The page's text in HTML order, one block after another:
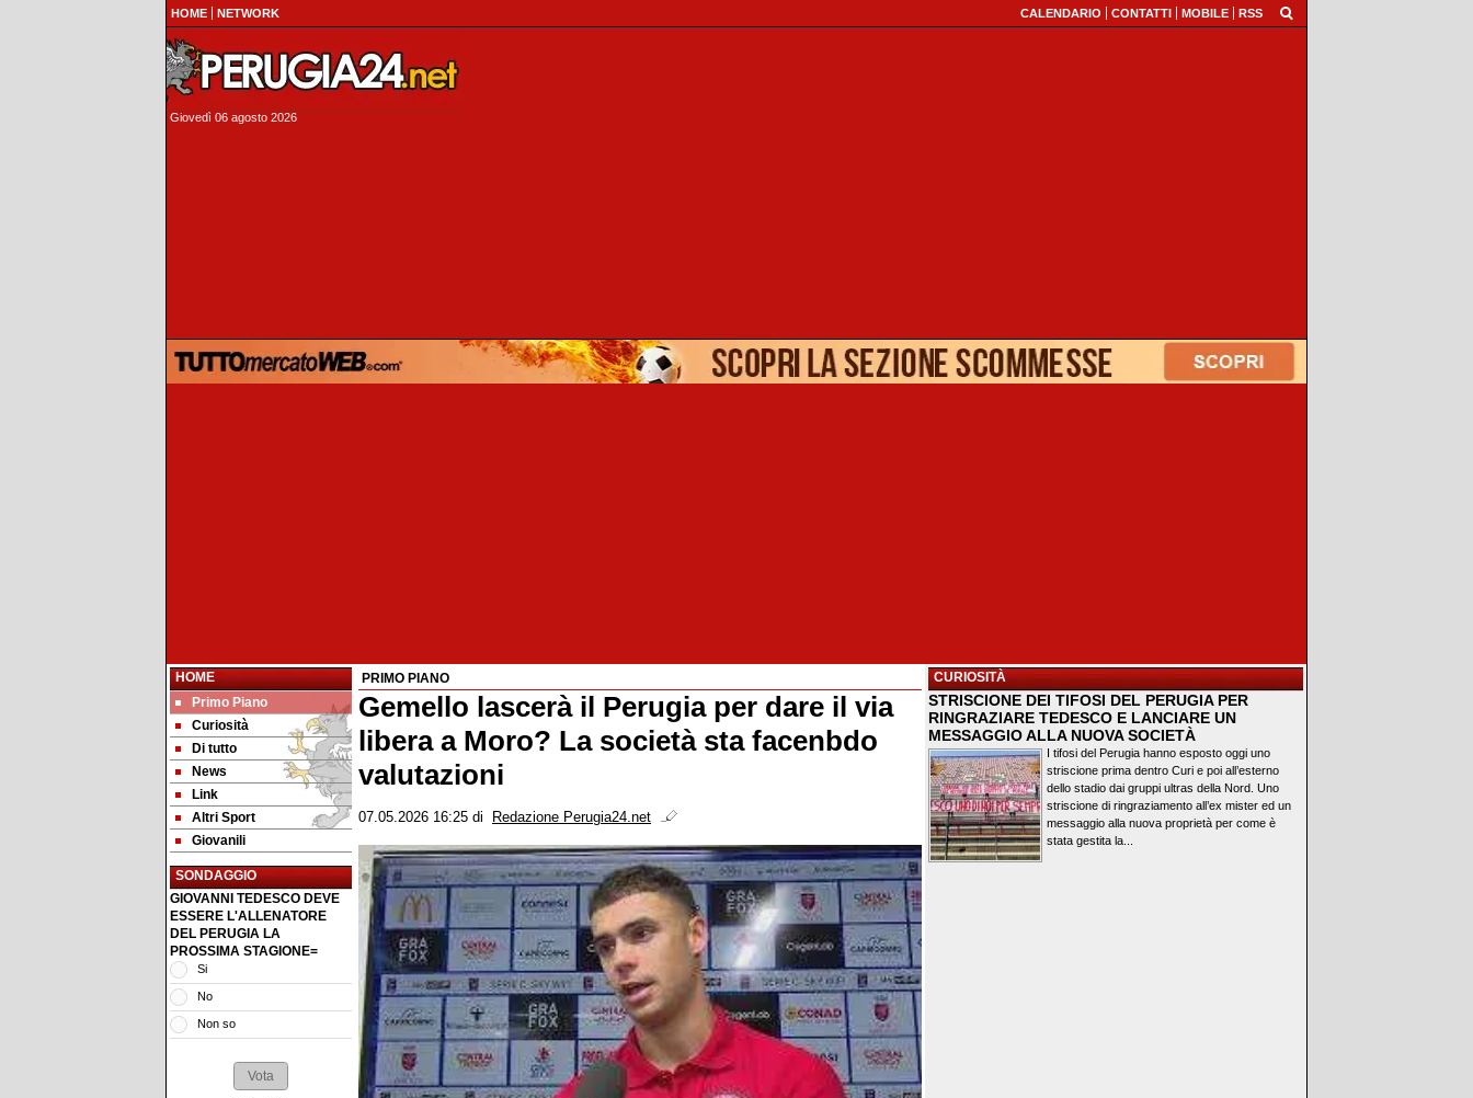
HOME NETWORK CALENDARIO CONTATTI MOBILE RSS
Giovedì 06 agosto 2026
HOME
Primo Piano
Curiosità
Di tutto
News
Link
Altri Sport
Giovanili
SONDAGGIO
GIOVANNI TEDESCO DEVE
ESSERE L'ALLENATORE
DEL PERUGIA LA
PROSSIMA STAGIONE=
Si
No
Non so
PRIMO PIANO
Gemello lascerà il Perugia per dare il via
libera a Moro? La società sta facenbdo
valutazioni
07.05.2026 16:25 di Redazione Perugia24.net
CURIOSITÀ
STRISCIONE DEI TIFOSI DEL PERUGIA PER
RINGRAZIARE TEDESCO E LANCIARE UN
MESSAGGIO ALLA NUOVA SOCIETÀ
I tifosi del Perugia hanno esposto oggi uno
striscione prima dentro Curi e poi all’esterno
dello stadio dai gruppi ultras della Nord. Uno
striscione di ringraziamento all’ex mister ed un
messaggio alla nuova proprietà per come è
stata gestita la...